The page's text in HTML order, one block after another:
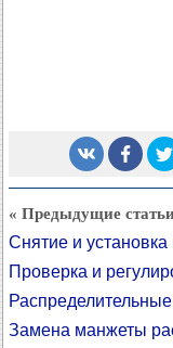
« Предыдущие статьи
Снятие и установка
Проверка и
Замена манжеты